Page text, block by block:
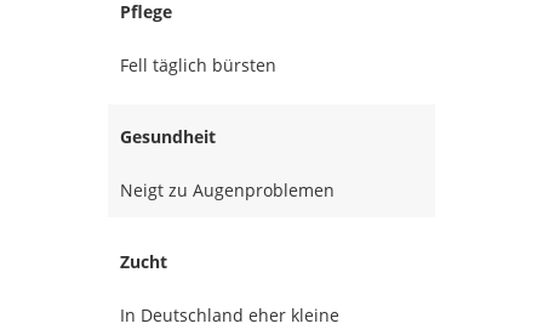
Pflege
Fell täglich bürsten
Gesundheit
Neigt zu Augenproblemen
Zucht
In Deutschland eher kleine